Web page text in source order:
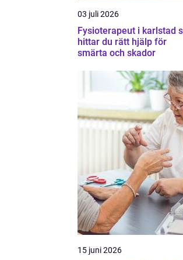
03 juli 2026
Fysioterapeut i karlstad så
hittar du rätt hjälp för
smärta och skador
15 juni 2026